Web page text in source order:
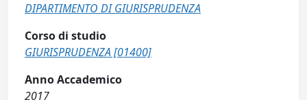
DIPARTIMENTO DI GIURISPRUDENZA
Corso di studio
GIURISPRUDENZA [01400]
Anno Accademico
2017